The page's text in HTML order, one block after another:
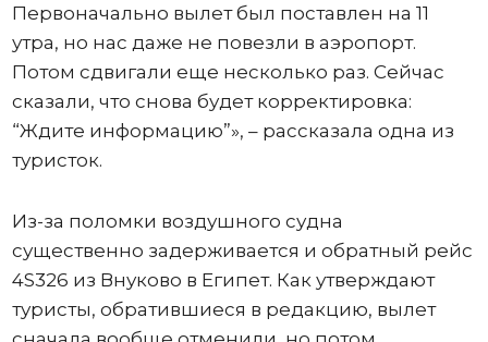
Первоначально вылет был поставлен на 11
утра, но нас даже не повезли в аэропорт.
Потом сдвигали еще несколько раз. Сейчас
сказали, что снова будет корректировка:
“Ждите информацию”», – рассказала одна из
туристок.
Из-за поломки воздушного судна
существенно задерживается и обратный рейс
4S326 из Внуково в Египет. Как утверждают
туристы, обратившиеся в редакцию, вылет